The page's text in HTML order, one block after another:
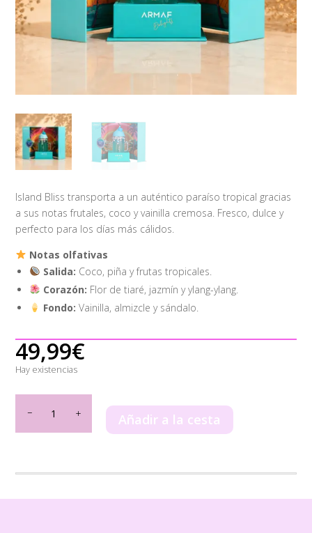
Island Bliss transporta a un auténtico paraíso tropical gracias
a sus notas frutales, coco y vainilla cremosa. Fresco, dulce y
perfecto para los días más cálidos.
Notas olfativas
Salida: Coco, piña y frutas tropicales.
Corazón: Flor de tiaré, jazmín y ylang-ylang.
Fondo: Vainilla, almizcle y sándalo.
49,99€
Hay existencias
Bliss
Armaf
Añadir a la cesta